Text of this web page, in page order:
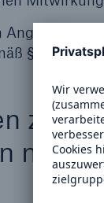
zur
§ 134b
zu
mit